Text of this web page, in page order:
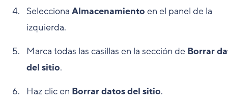
Selecciona Almacenamiento en el panel de la
izquierda.
Marca todas las casillas en la sección de Borrar
del sitio.
Haz clic en Borrar datos del sitio.